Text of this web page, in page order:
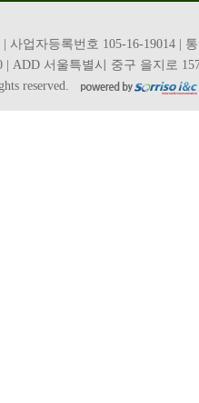
업자등록번호 105-16-19014 |
| ADD 서울특별시 중구 을지로
reserved.